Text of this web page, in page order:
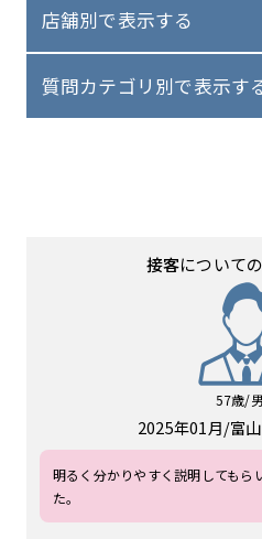
店舗別で表示する
質問カテゴリ別で表示す
接客について
57歳/
2025年01月 富
明るく分かりやすく説明してもら
た。